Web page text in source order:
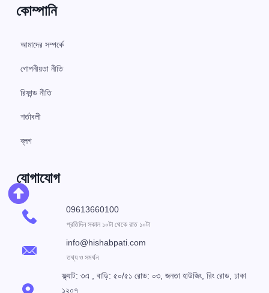
কোম্পানি
আমাদের সম্পর্কে
গোপনীয়তা নীতি
রিফান্ড নীতি
শর্তাবলী
ব্লগ
যোগাযোগ
09613660100
প্রতিদিন সকাল ১০টা থেকে রাত ১০টা
info@hishabpati.com
তথ্য ও সমর্থন
ফ্ল্যাট: ৩এ , বাড়ি: ৫০/৫১ রোড: ০৩, জনতা হাউজিং, রিং রোড, ঢাকা
১২০৭